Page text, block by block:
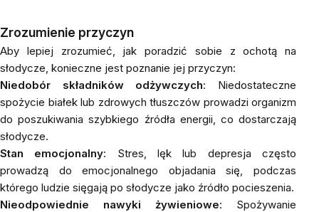
Zrozumienie przyczyn
Aby lepiej zrozumieć, jak poradzić sobie z ochotą na
słodycze, konieczne jest poznanie jej przyczyn:
Niedobór składników odżywczych: Niedostateczne
spożycie białek lub zdrowych tłuszczów prowadzi organizm
do poszukiwania szybkiego źródła energii, co dostarczają
słodycze.
Stan emocjonalny: Stres, lęk lub depresja często
prowadzą do emocjonalnego objadania się, podczas
którego ludzie sięgają po słodycze jako źródło pocieszenia.
Nieodpowiednie nawyki żywieniowe: Spożywanie